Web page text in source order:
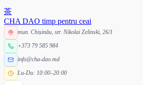
茶
CHA DAO timp pentru ceai
mun. Chișinău, str. Nikolai Zelinski, 26/1
+373 79 585 984
info@cha-dao.md
Lu-Du: 10:00–20:00